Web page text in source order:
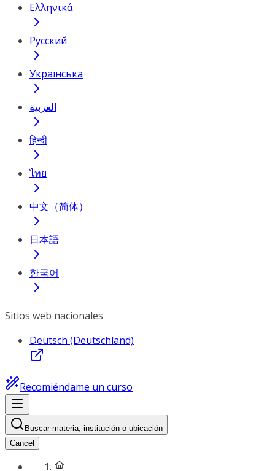
Ελληνικά
Русский
Українська
العربية
हिन्दी
ไทย
中文（简体）
日本語
한국어
Sitios web nacionales
Deutsch (Deutschland)
Recomiéndame un curso
Buscar materia, institución o ubicación
Cancel